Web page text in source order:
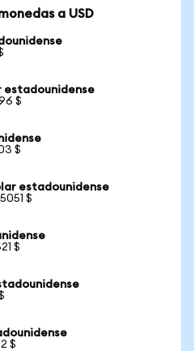
a USD
estadounidense
$
$
estadounidense
$
$
$